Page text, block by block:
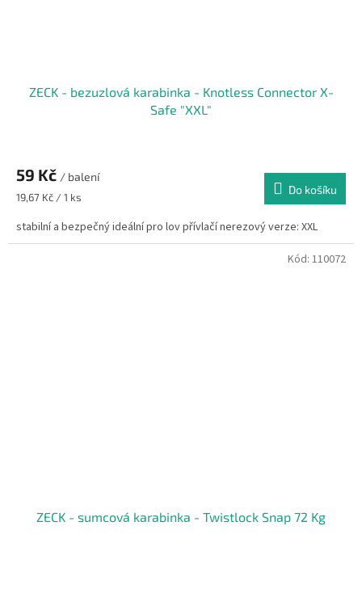
ZECK - bezuzlová karabinka - Knotless Connector X-
Safe "XXL"
59 Kč / balení
Měrná
19,67 Kč / 1 ks
Do košíku
stabilní a bezpečný ideální pro lov přívlačí nerezový verze: XXL
ZECK - sumcová karabinka - Twistlock Snap 72 Kg
Kód: 110072